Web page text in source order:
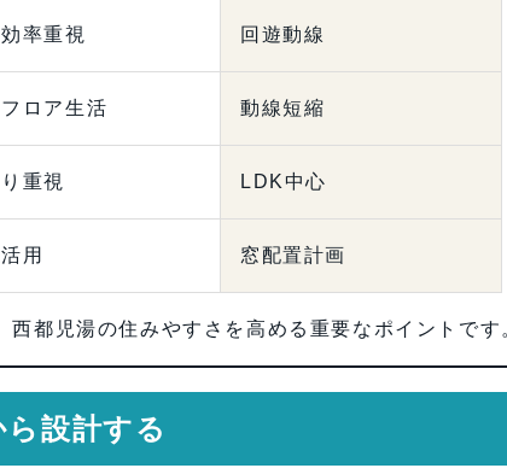
率重視 回遊動線
ロア生活 動線短縮
重視 LDK中心
用 窓配置計画
西都児湯の住みやすさを高める重要なポイントです
設計する